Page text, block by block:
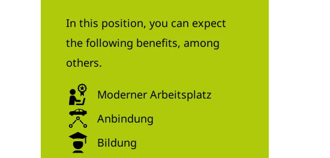
In this position, you can expect
the following benefits, among
others.
Moderner Arbeitsplatz
Anbindung
Bildung